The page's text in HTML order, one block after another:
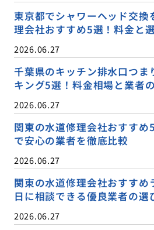
東京都でシャワーヘッド交換
理会社おすすめ5選！料金と
2026.06.27
千葉県のキッチン排水口つま
キング5選！料金相場と業者
2026.06.27
関東の水道修理会社おすす
で安心の業者を徹底比較
2026.06.27
関東の水道修理会社おすす
日に相談できる優良業者の選
2026.06.27